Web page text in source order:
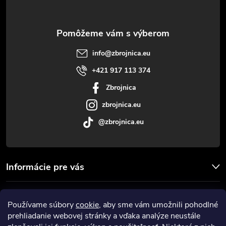
Používame súborycookie, aby sme vám umožnili pohodlné
prehliadanie webovej stránky a vďaka analýze neustále
y
v
ý
p
Informácie pre vás
Prijímame online platby
info@zbrojnica.eu
+421 917 113 374
Zbrojnica
zbrojnica.eu
@zbrojnica.eu